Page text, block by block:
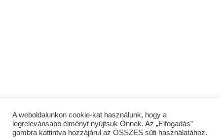
A weboldalunkon cookie-kat használunk, hogy a
legrelevánsabb élményt nyújtsuk Önnek. Az „Elfogadás”
gombra kattintva hozzájárul az ÖSSZES süti használatához.